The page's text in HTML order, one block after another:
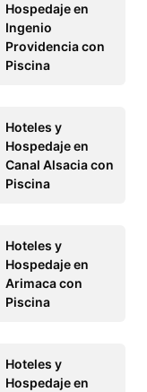
Hospedaje en
Ingenio
Providencia con
Piscina
Hoteles y
Hospedaje en
Canal Alsacia con
Piscina
Hoteles y
Hospedaje en
Arimaca con
Piscina
Hoteles y
Hospedaje en